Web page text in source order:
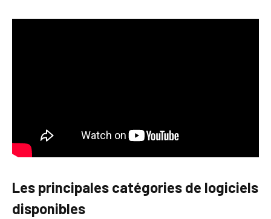
Les principales catégories de logiciels
disponibles